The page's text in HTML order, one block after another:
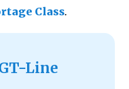
Class.
Line